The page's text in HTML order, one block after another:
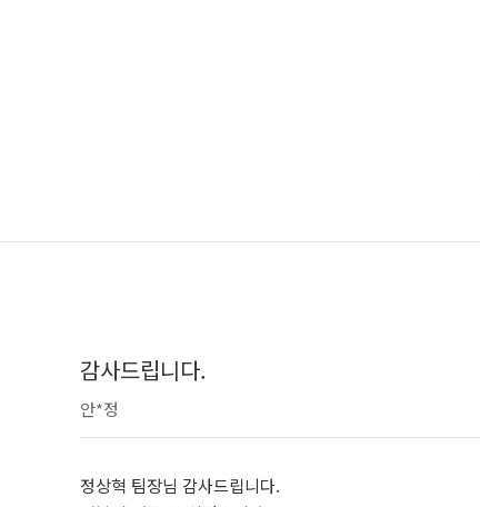
감사드립니다.
안*정
정상혁 팀장님 감사드립니다.